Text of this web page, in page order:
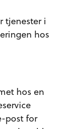
tjenester i
hos
hos en
post for